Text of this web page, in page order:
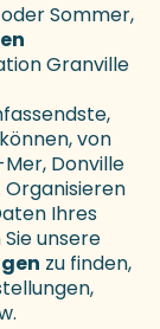
Sommer,
Granville
von
Donville
Organisieren
Ihres
unsere
zu finden,